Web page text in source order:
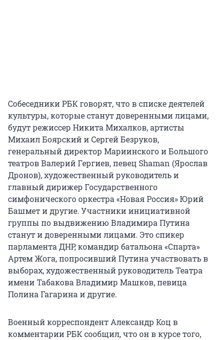
Собеседники РБК говорят, что в списке деятелей
культуры, которые станут доверенными лицами,
будут режиссер Никита Михалков, артисты
Михаил Боярский и Сергей Безруков,
генеральный директор Мариинского и Большого
театров Валерий Гергиев, певец Shaman (Ярослав
Дронов), художественный руководитель и
главный дирижер Государственного
симфонического оркестра «Новая Россия» Юрий
Башмет и другие. Участники инициативной
группы по выдвижению Владимира Путина
станут и доверенными лицами. Это спикер
парламента ДНР, командир батальона «Спарта»
Артем Жога, попросивший Путина участвовать в
выборах, художественный руководитель Театра
имени Табакова Владимир Машков, певица
Полина Гагарина и другие.
Военный корреспондент Александр Коц в
комментарии РБК сообщил, что он в курсе того,